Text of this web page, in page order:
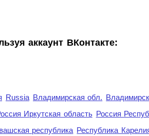
аккаунт ВКонтакте:
Russia Владимирская обл.
Иркутская область Россия
республика Республика